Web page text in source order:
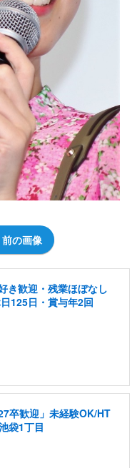
前の画像
き歓迎・残業ほぼなし
125日・賞与年2回
卒歓迎」未経験OK/HT
袋1丁目